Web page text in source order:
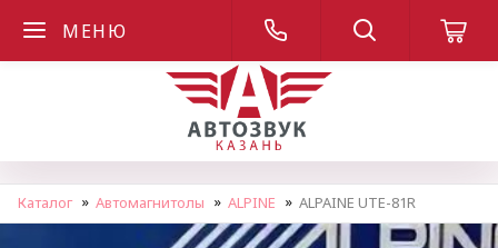
МЕНЮ
Каталог Автомагнитолы ALPINE ALPAINE UTE-81R